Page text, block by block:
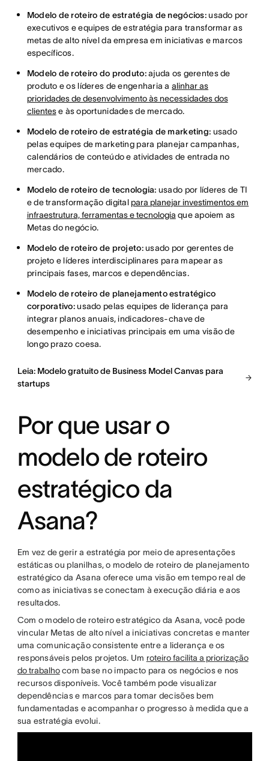
Modelo de roteiro de estratégia de negócios:usado por
executivos e equipes de estratégia para transformar as
metas de alto nível da empresa em iniciativas e marcos
específicos.
Modelo de roteiro do produto:ajuda os gerentes de
produto e os líderes de engenharia aalinhar as
prioridades de desenvolvimento às necessidades dos
clientese às oportunidades de mercado.
Modelo de roteiro de estratégia de marketing: usado
pelas equipes de marketing para planejar campanhas,
calendários de conteúdo e atividades de entrada no
mercado.
Modelo de roteiro de tecnologia: usado por líderes de TI
e de transformação digitalpara planejar investimentos em
infraestrutura, ferramentas e tecnologia que apoiem as
Metas do negócio.
Modelo de roteiro de projeto:usado por gerentes de
projeto e líderes interdisciplinares para mapear as
principais fases, marcos e dependências.
Modelo de roteiro de planejamento estratégico
corporativo:usado pelas equipes de liderança para
integrar planos anuais, indicadores-chave de
desempenho e iniciativas principais em uma visão de
longo prazo coesa.
Leia: Modelo gratuito de Business Model Canvas para
startups
Por que usar o
modelo de roteiro
estratégico da
Asana?
Em vez de gerir a estratégia por meio de apresentações
estáticas ou planilhas, o modelo de roteiro de planejamento
estratégico da Asana oferece uma visão em tempo real de
como as iniciativas se conectam à execução diária e aos
resultados.
Com o modelo de roteiro estratégico da Asana, você pode
vincular Metas de alto nível a iniciativas concretas e manter
uma comunicação consistente entre a liderança e os
responsáveis pelos projetos. Um roteiro facilita a priorização
do trabalhocom base no impacto para os negócios e nos
recursos disponíveis. Você também pode visualizar
dependências e marcos para tomar decisões bem
fundamentadas e acompanhar o progresso à medida que a
sua estratégia evolui.